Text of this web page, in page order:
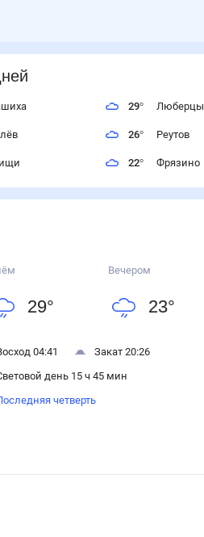
29° Люберцы
26° Реутов
22° Фрязино
29°
Вечером
23°
04:41
Закат 20:26
день 15 ч 45 мин
четверть